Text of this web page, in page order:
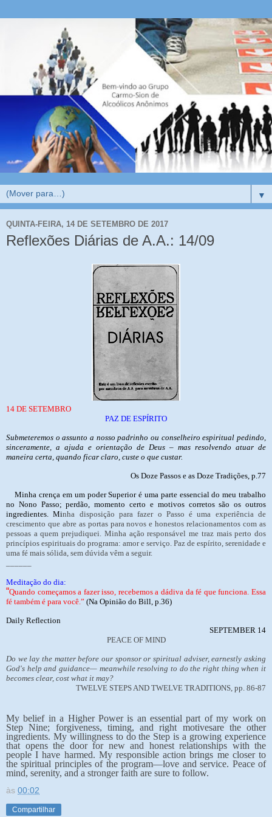
▼
QUINTA-FEIRA, 14 DE SETEMBRO DE 2017
Reflexões Diárias de A.A.: 14/09
14 DE SETEMBRO
PAZ DE ESPÍRITO
Submeteremos o assunto a nosso padrinho ou conselheiro espiritual pedindo,
sinceramente, a ajuda e orientação de Deus – mas resolvendo atuar de
maneira certa, quando ficar claro, custe o que custar.
Os Doze Passos e as Doze Tradições, p.77
Minha crença em um poder Superior é uma parte essencial do meu trabalho
no Nono Passo; perdão, momento certo e motivos corretos são os outros
ingredientes. Minha disposição para fazer o Passo é uma experiência de
crescimento que abre as portas para novos e honestos relacionamentos com as
pessoas a quem prejudiquei. Minha ação responsável me traz mais perto dos
princípios espirituais do programa: amor e serviço. Paz de espírito, serenidade e
uma fé mais sólida, sem dúvida vêm a seguir.
Meditação do dia:
“Quando começamos a fazer isso, recebemos a dádiva da fé que funciona. Essa
fé também é para você.” (Na Opinião do Bill, p.36)
Daily Reflection
SEPTEMBER 14
PEACE OF MIND
Do we lay the matter before our sponsor or spiritual adviser, earnestly asking
God's help and guidance— meanwhile resolving to do the right thing when it
becomes clear, cost what it may?
TWELVE STEPS AND TWELVE TRADITIONS, pp. 86-87
My belief in a Higher Power is an essential part of my work on
Step Nine; forgiveness, timing, and right motivesare the other
ingredients. My willingness to do the Step is a growing experience
that opens the door for new and honest relationships with the
people I have harmed. My responsible action brings me closer to
the spiritual principles of the program—love and service. Peace of
mind, serenity, and a stronger faith are sure to follow.
às 00:02
Compartilhar